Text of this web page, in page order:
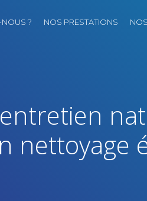
? NOS PRESTATIONS
nettoyage